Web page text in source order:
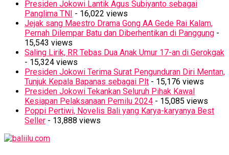
Presiden Jokowi Lantik Agus Subiyanto sebagai
Panglima TNI - 16,022 views
Jejak sang Maestro Drama Gong AA Gede Rai Kalam,
Pernah Dilempar Batu dan Diberhentikan di Panggung -
15,543 views
Saling Lirik, RR Tebas Dua Anak Umur 17-an di Gerokgak
- 15,324 views
Presiden Jokowi Terima Surat Pengunduran Diri Mentan,
Tunjuk Kepala Bapanas sebagai Plt - 15,176 views
Presiden Jokowi Tekankan Seluruh Pihak Kawal
Kesiapan Pelaksanaan Pemilu 2024 - 15,085 views
Poppi Pertiwi, Novelis Bali yang Karya-karyanya Best
Seller - 13,888 views